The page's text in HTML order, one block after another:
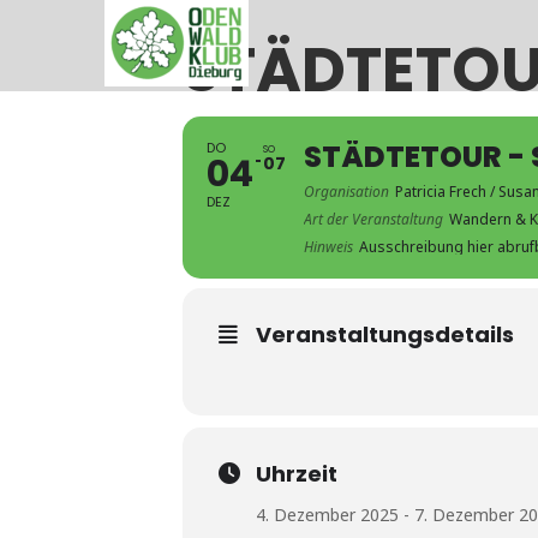
DO
04
DEZ
SO
07 STÄDTETOUR -
Organisation Patricia Frech /
Art der Veranstaltung Wandern &
Hinweis Ausschreibung hier
Veranstaltungsdetails
Uhrzeit
4. Dezember 2025 - 7. Dezember